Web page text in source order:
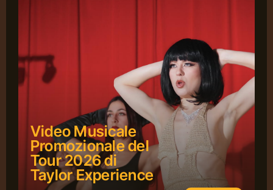
Video Musicale
Promozionale del
Tour 2026 di
Taylor Experience
Portfolio
Contatti